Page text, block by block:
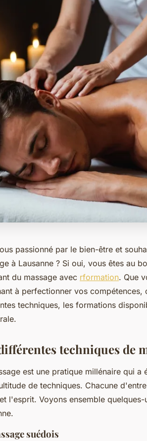
passionné par le bien-être et
à Lausanne ? Si oui, vous êtes au
du massage avec rformation. Que
à perfectionner vos
techniques, les formations
techniques de
est une pratique millénaire qui
de techniques. Chacune
l'esprit. Voyons ensemble
suédois